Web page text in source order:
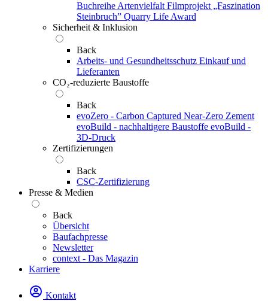
Buchreihe Artenvielfalt Filmprojekt „Faszination
Steinbruch” Quarry Life Award
Sicherheit & Inklusion
Back
Arbeits- und Gesundheitsschutz Einkauf und
Lieferanten
CO₂-reduzierte Baustoffe
Back
evoZero - Carbon Captured Near-Zero Zement
evoBuild - nachhaltigere Baustoffe evoBuild -
3D-Druck
Zertifizierungen
Back
CSC-Zertifizierung
Presse & Medien
Back
Übersicht
Baufachpresse
Newsletter
context - Das Magazin
Karriere
Kontakt